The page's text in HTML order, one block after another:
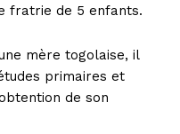
fratrie de 5 enfants.
mère togolaise, il
primaires et
de son